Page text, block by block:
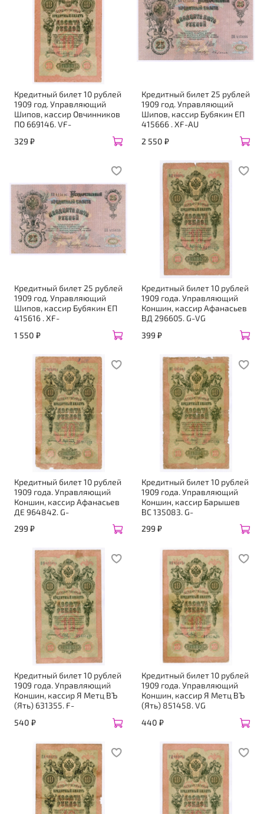
Кредитный билет 10 рублей
1909 год. Управляющий
Шипов, кассир Овчинников
ПО 669146. VF-
329 ₽
Кредитный билет 25 рублей
1909 год. Управляющий
Шипов, кассир Бубякин ЕП
415666 . XF-AU
2 550 ₽
Кредитный билет 25 рублей
1909 год. Управляющий
Шипов, кассир Бубякин ЕП
415616 . XF-
1 550 ₽
Кредитный билет 10 рублей
1909 года. Управляющий
Коншин, кассир Афанасьев
ВД 296605. G-VG
399 ₽
Кредитный билет 10 рублей
1909 года. Управляющий
Коншин, кассир Афанасьев
ДЕ 964842. G-
299 ₽
Кредитный билет 10 рублей
1909 года. Управляющий
Коншин, кассир Барышев
ВС 135083. G-
299 ₽
Кредитный билет 10 рублей
1909 года. Управляющий
Коншин, кассир Я Метц ВЪ
(Ять) 631355. F-
540 ₽
Кредитный билет 10 рублей
1909 года. Управляющий
Коншин, кассир Я Метц ВЪ
(Ять) 851458. VG
440 ₽